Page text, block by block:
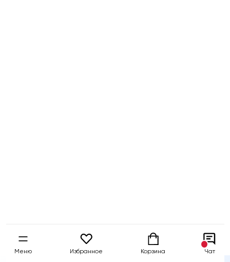
тест-драйв
Гарантия 5
Меню Избранное Корзина Чат